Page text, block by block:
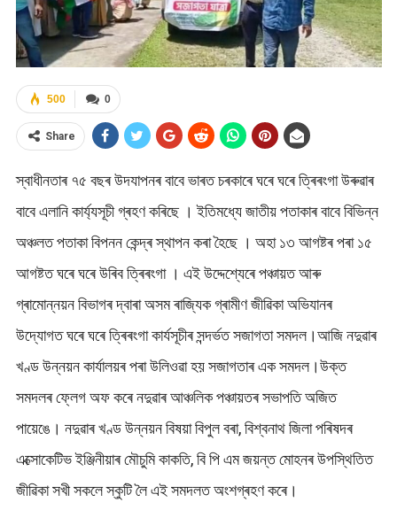
0
500
Share
স্বাধীনতাৰ ৭৫ বছৰ উদযাপনৰ বাবে ভাৰত চৰকাৰে ঘৰে ঘৰে ত্ৰিৰংগা উৰুৱাৰ
বাবে এলানি কাৰ্য্যসূচী গ্ৰহণ কৰিছে । ইতিমধ্যে জাতীয় পতাকাৰ বাবে বিভিন্ন
অঞ্চলত পতাকা বিপনন কেন্দ্ৰ স্থাপন কৰা হৈছে । অহা ১৩ আগষ্টৰ পৰা ১৫
আগষ্টত ঘৰে ঘৰে উৰিব ত্ৰিৰংগা । এই উদ্দেশ্যেৰে পঞ্চায়ত আৰু
গ্ৰামোন্নয়ন বিভাগৰ দ্বাৰা অসম ৰাজ্যিক গ্ৰামীণ জীৱিকা অভিযানৰ
উদ্যোগত ঘৰে ঘৰে ত্ৰিৰংগা কাৰ্যসূচীৰ সন্দৰ্ভত সজাগতা সমদল।আজি নদুৱাৰ
খণ্ড উন্নয়ন কাৰ্যালয়ৰ পৰা উলিওৱা হয় সজাগতাৰ এক সমদল।উক্ত
সমদলৰ ফ্লেগ অফ কৰে নদুৱাৰ আঞ্চলিক পঞ্চায়তৰ সভাপতি অজিত
পায়েঙে। নদুৱাৰ খণ্ড উন্নয়ন বিষয়া বিপুল বৰা, বিশ্বনাথ জিলা পৰিষদৰ
এক্সোকেটিভ ইঞ্জিনীয়াৰ মৌচুমি কাকতি, বি পি এম জয়ন্ত মোহনৰ উপস্থিতিত
জীৱিকা সখী সকলে স্কুটি লৈ এই সমদলত অংশগ্ৰহণ কৰে।